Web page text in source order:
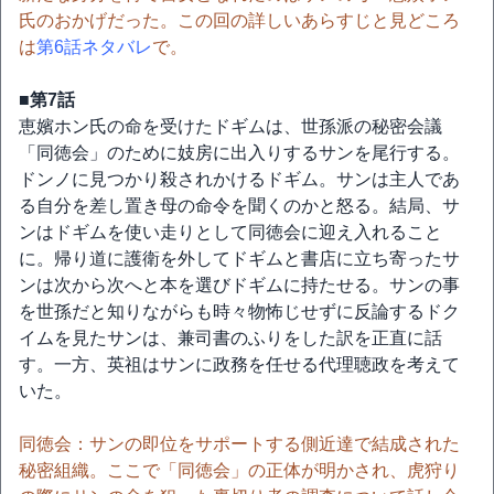
氏のおかげだった。この回の詳しいあらすじと見どころ
は第6話ネタバレで。
■第7話
恵嬪ホン氏の命を受けたドギムは、世孫派の秘密会議
「同徳会」のために妓房に出入りするサンを尾行する。
ドンノに見つかり殺されかけるドギム。サンは主人であ
る自分を差し置き母の命令を聞くのかと怒る。結局、サ
ンはドギムを使い走りとして同徳会に迎え入れること
に。帰り道に護衛を外してドギムと書店に立ち寄ったサ
ンは次から次へと本を選びドギムに持たせる。サンの事
を世孫だと知りながらも時々物怖じせずに反論するドク
イムを見たサンは、兼司書のふりをした訳を正直に話
す。一方、英祖はサンに政務を任せる代理聴政を考えて
いた。
同徳会：サンの即位をサポートする側近達で結成された
秘密組織。ここで「同徳会」の正体が明かされ、虎狩り